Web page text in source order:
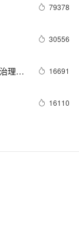
79378
30556
理
16691
16110